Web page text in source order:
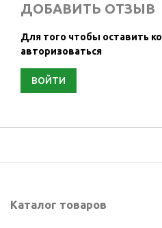
ДОБАВИТЬ ОТЗЫВ
Для того чтобы оставить
авторизоваться
ВОЙТИ
Каталог товаров